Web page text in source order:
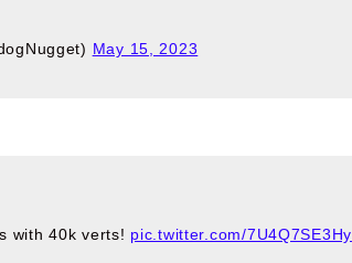
May 15, 2023
with 40k verts! pic.twitter.com/7U4Q7SE3Hy